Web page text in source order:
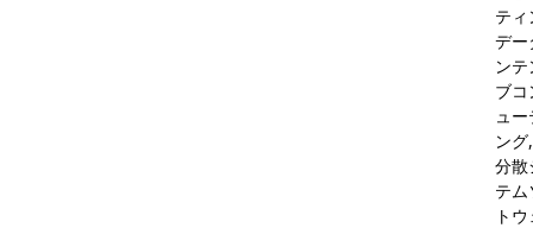
テ
デー
ン
ブコ
ュ
ン
分散
テム
ト